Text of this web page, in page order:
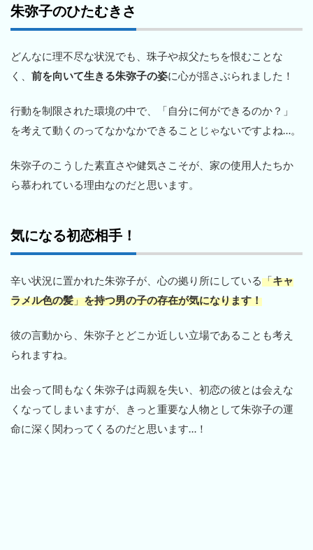
朱弥子のひたむきさ
どんなに理不尽な状況でも、珠子や叔父たちを恨むことな
く、 前を向いて生きる朱弥子の姿に心が揺さぶられました！
行動を制限された環境の中で、「自分に何ができるのか？」
を考えて動くのってなかなかできることじゃないですよね…。
朱弥子のこうした素直さや健気さこそが、家の使用人たちか
ら慕われている理由なのだと思います。
気になる初恋相手！
辛い状況に置かれた朱弥子が、心の拠り所にしている「キャ
ラメル色の髪」を持つ男の子の存在が気になります！
彼の言動から、朱弥子とどこか近しい立場であることも考え
られますね。
出会って間もなく朱弥子は両親を失い、初恋の彼とは会えな
くなってしまいますが、きっと重要な人物として朱弥子の運
命に深く関わってくるのだと思います…！